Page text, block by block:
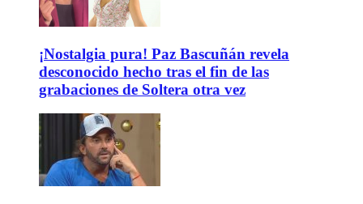
¡Nostalgia pura! Paz Bascuñán revela
desconocido hecho tras el fin de las
grabaciones de Soltera otra vez